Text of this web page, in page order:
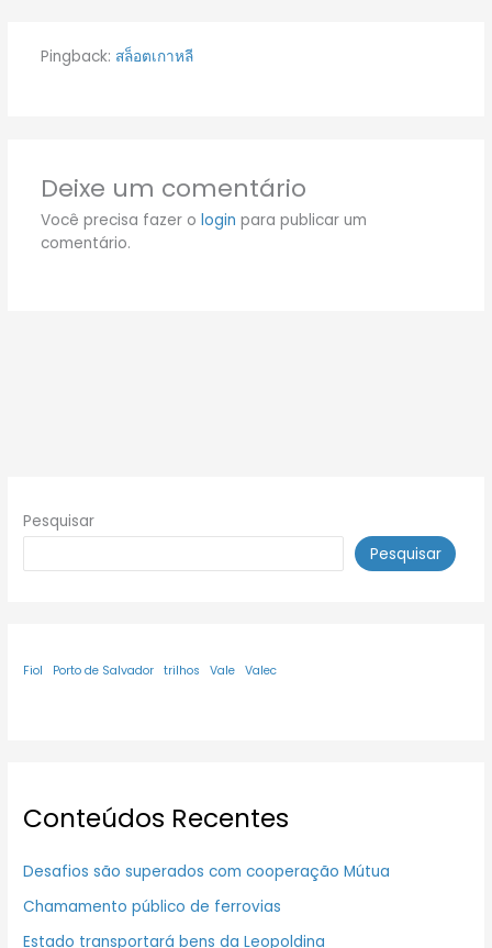
Pingback: สล็อตเกาหลี
Deixe um comentário
Você precisa fazer o login para publicar um
comentário.
Pesquisar
Pesquisar
Fiol Porto de Salvador trilhos Vale Valec
Conteúdos Recentes
Desafios são superados com cooperação Mútua
Chamamento público de ferrovias
Estado transportará bens da Leopoldina